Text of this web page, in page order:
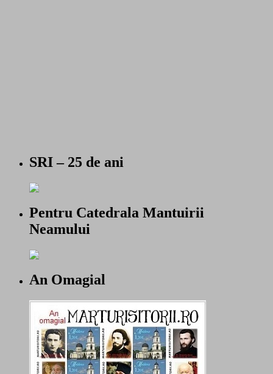
SRI – 25 de ani
Pentru Catedrala Mantuirii
Neamului
An Omagial